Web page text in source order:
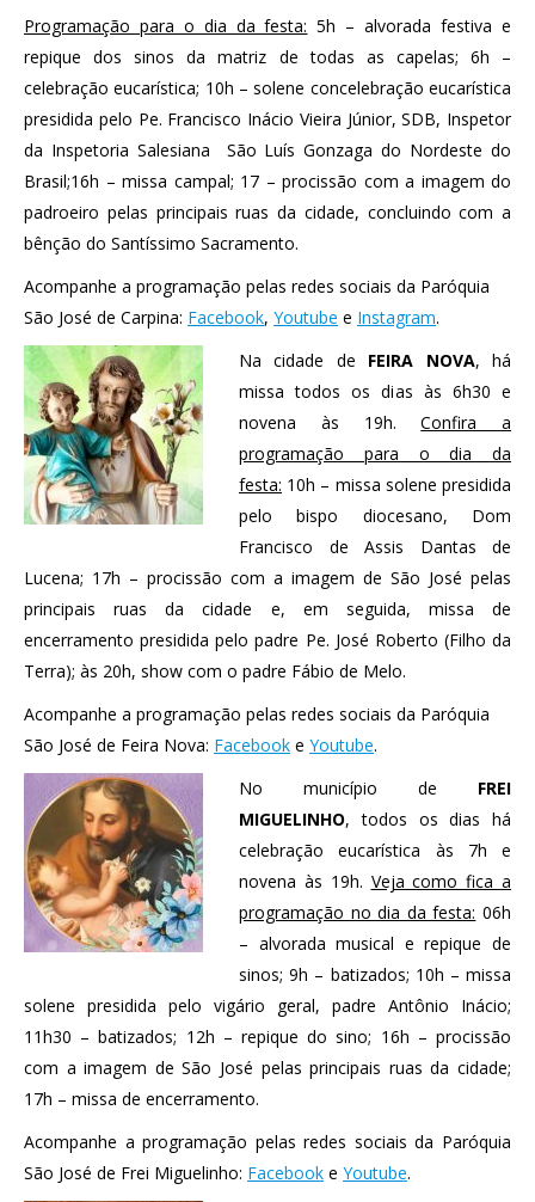
Programação para o dia da festa: 5h – alvorada festiva e
repique dos sinos da matriz de todas as capelas; 6h –
celebração eucarística; 10h – solene concelebração eucarística
presidida pelo Pe. Francisco Inácio Vieira Júnior, SDB, Inspetor
da Inspetoria Salesiana São Luís Gonzaga do Nordeste do
Brasil;16h – missa campal; 17 – procissão com a imagem do
padroeiro pelas principais ruas da cidade, concluindo com a
bênção do Santíssimo Sacramento.
Acompanhe a programação pelas redes sociais da Paróquia
São José de Carpina: Facebook, Youtube e Instagram.
Na cidade de FEIRA NOVA, há
missa todos os dias às 6h30 e
novena às 19h.Confira a
programação para o dia da
festa: 10h – missa solene presidida
pelo bispo diocesano, Dom
Francisco de Assis Dantas de
Lucena; 17h – procissão com a imagem de São José pelas
principais ruas da cidade e, em seguida, missa de
encerramento presidida pelo padre Pe. José Roberto (Filho da
Terra); às 20h, show com o padre Fábio de Melo.
Acompanhe a programação pelas redes sociais da Paróquia
São José de Feira Nova: Facebook e Youtube.
No município de FREI
MIGUELINHO, todos os dias há
celebração eucarística às 7h e
novena às 19h. Veja como fica a
programação no dia da festa: 06h
– alvorada musical e repique de
sinos; 9h – batizados; 10h – missa
solene presidida pelo vigário geral, padre Antônio Inácio;
11h30 – batizados; 12h – repique do sino; 16h – procissão
com a imagem de São José pelas principais ruas da cidade;
17h – missa de encerramento.
Acompanhe a programação pelas redes sociais da Paróquia
São José de Frei Miguelinho: Facebook e Youtube.